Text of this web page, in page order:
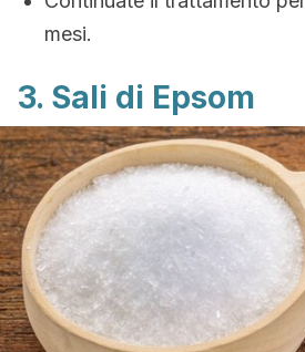
mesi.
3. Sali di Epsom